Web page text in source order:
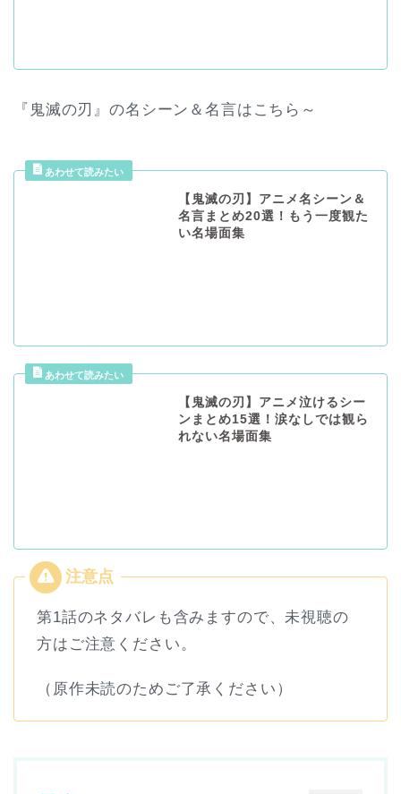
『鬼滅の刃』の名シーン＆名言はこちら～
【鬼滅の刃】アニメ名シーン＆
名言まとめ20選！もう一度観た
い名場面集
【鬼滅の刃】アニメ泣けるシー
ンまとめ15選！涙なしでは観ら
れない名場面集
第1話のネタバレも含みますので、未視聴の
方はご注意ください。
（原作未読のためご了承ください）